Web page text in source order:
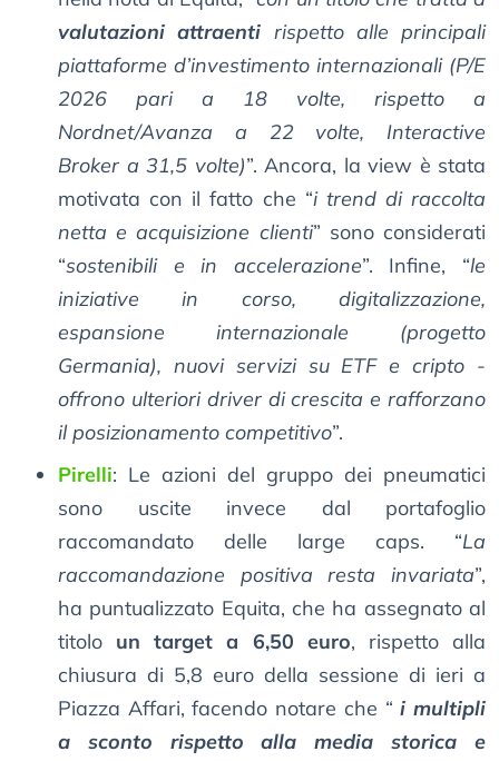
valutazioni attraenti rispetto alle principali
piattaforme d’investimento internazionali (P/E
2026 pari a 18 volte, rispetto a
Nordnet/Avanza a 22 volte, Interactive
Broker a 31,5 volte)”. Ancora, la view è stata
motivata con il fatto che “i trend di raccolta
netta e acquisizione clienti” sono considerati
“sostenibili e in accelerazione”. Infine, “le
iniziative in corso, digitalizzazione,
espansione internazionale (progetto
Germania), nuovi servizi su ETF e cripto -
offrono ulteriori driver di crescita e rafforzano
il posizionamento competitivo”.
Pirelli: Le azioni del gruppo dei pneumatici
sono uscite invece dal portafoglio
raccomandato delle large caps. “La
raccomandazione positiva resta invariata”,
ha puntualizzato Equita, che ha assegnato al
titolo un target a 6,50 euro, rispetto alla
chiusura di 5,8 euro della sessione di ieri a
Piazza Affari, facendo notare che “ i multipli
a sconto rispetto alla media storica e